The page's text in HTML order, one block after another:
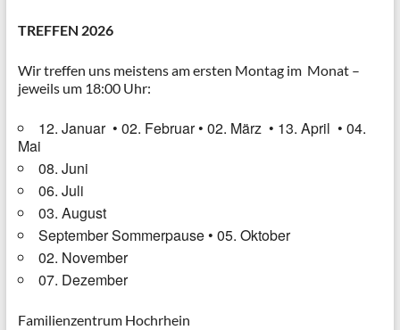
TREFFEN 2026
Wir treffen uns meistens am ersten Montag im Monat –
jeweils um 18:00 Uhr:
12. Januar • 02. Februar• 02. März • 13. April • 04.
Mai
08. Juni
06. Juli
03. August
September Sommerpause • 05. Oktober
02. November
07. Dezember
Familienzentrum Hochrhein